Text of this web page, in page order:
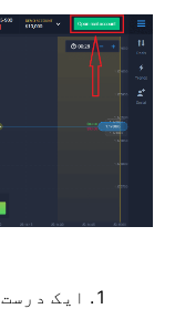
ایک درست